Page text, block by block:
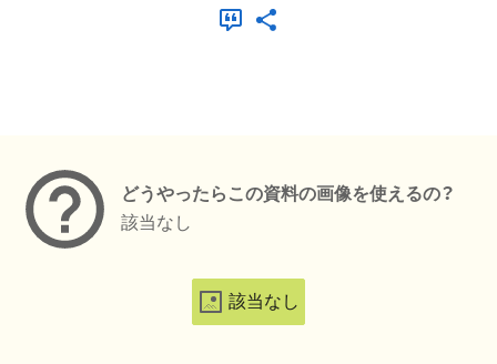
どうやったらこの資料の画像を使えるの？
該当なし
該当なし